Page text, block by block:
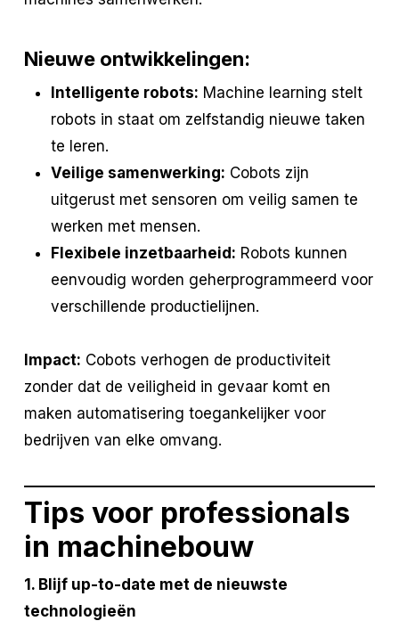
Nieuwe ontwikkelingen:
Intelligente robots: Machine learning stelt
robots in staat om zelfstandig nieuwe taken
te leren.
Veilige samenwerking: Cobots zijn
uitgerust met sensoren om veilig samen te
werken met mensen.
Flexibele inzetbaarheid: Robots kunnen
eenvoudig worden geherprogrammeerd voor
verschillende productielijnen.
Impact: Cobots verhogen de productiviteit
zonder dat de veiligheid in gevaar komt en
maken automatisering toegankelijker voor
bedrijven van elke omvang.
Tips voor professionals
in machinebouw
1. Blijf up-to-date met de nieuwste
technologieën